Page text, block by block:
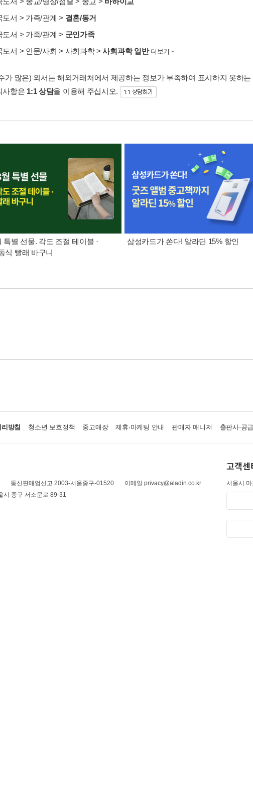
도서 > 가족/관계 > 결혼/동거
도서 > 가족/관계 > 군인가족
도서 > 인문/사회 > 사회과학>사회과학 일반 더보기
가 많은) 외서는 해외거래처에서 제공하는 정보가 부족하여 표시하지 못하
사항은 1:1 상담을 이용해 주십시오.
특별 선물. 각도 조절 테이블 ·
식 빨래 바구니
삼성카드가 쏜다! 알라딘 15% 할인
방침 청소년 보호정책 중고매장 제휴·마케팅 안내 판매자 매니저 출판사·공
통신판매업신고 2003-서울중구-01520
이메일 privacy@aladin.co.kr
시 중구 서소문로 89-31
고객
서울시